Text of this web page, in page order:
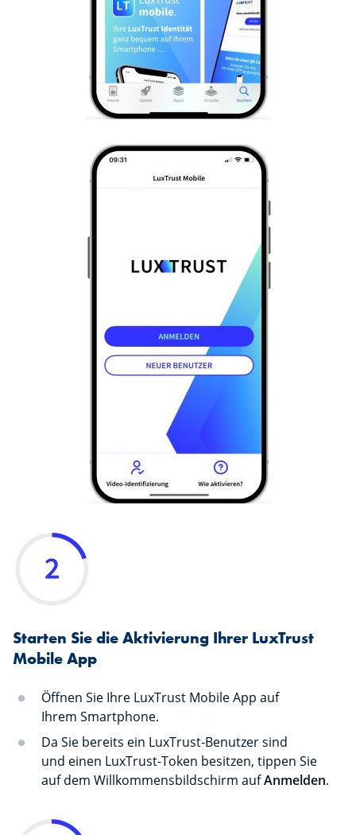
Starten Sie die Aktivierung Ihrer LuxTrust
Mobile App
Öffnen Sie Ihre LuxTrust Mobile App auf
Ihrem Smartphone.
Da Sie bereits ein LuxTrust-Benutzer sind
und einen LuxTrust-Token besitzen, tippen Sie
auf dem Willkommensbildschirm aufAnmelden.